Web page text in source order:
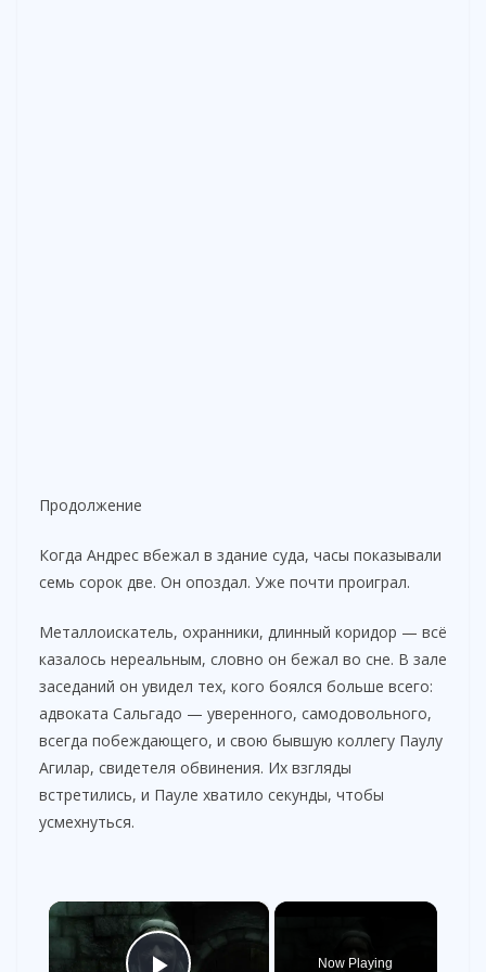
Продолжение
Когда Андрес вбежал в здание суда, часы показывали
семь сорок две. Он опоздал. Уже почти проиграл.
Металлоискатель, охранники, длинный коридор — всё
казалось нереальным, словно он бежал во сне. В зале
заседаний он увидел тех, кого боялся больше всего:
адвоката Сальгадо — уверенного, самодовольного,
всегда побеждающего, и свою бывшую коллегу Паулу
Агилар, свидетеля обвинения. Их взгляды
встретились, и Пауле хватило секунды, чтобы
усмехнуться.
×
Now Playing